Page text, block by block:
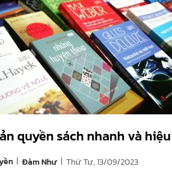
quyền sách nhanh và
| Đàm Như | Thứ Tư, 13/09/2023